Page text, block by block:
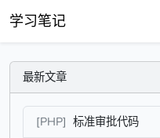
学习笔记
最新文章
[PHP] 标准审批代码